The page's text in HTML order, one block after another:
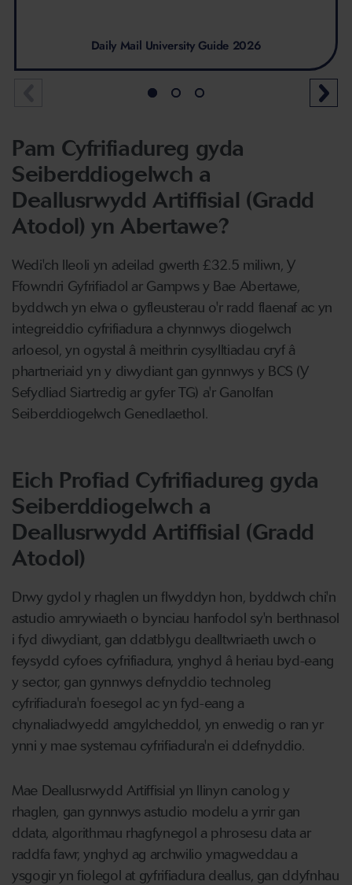
Daily Mail University Guide 2026
Pam Cyfrifiadureg gyda
Seiberddiogelwch a
Deallusrwydd Artiffisial (Gradd
Atodol) yn Abertawe?
Wedi'ch lleoli yn adeilad gwerth £32.5 miliwn, Y
Ffowndri Gyfrifiadol ar Gampws y Bae Abertawe,
byddwch yn elwa o gyfleusterau o'r radd flaenaf ac yn
integreiddio cyfrifiadura a chynnwys diogelwch
arloesol, yn ogystal â meithrin cysylltiadau cryf â
phartneriaid yn y diwydiant gan gynnwys y BCS (Y
Sefydliad Siartredig ar gyfer TG) a'r Ganolfan
Seiberddiogelwch Genedlaethol.
Eich Profiad Cyfrifiadureg gyda
Seiberddiogelwch a
Deallusrwydd Artiffisial (Gradd
Atodol)
Drwy gydol y rhaglen un flwyddyn hon, byddwch chi'n
astudio amrywiaeth o bynciau hanfodol sy'n berthnasol
i fyd diwydiant, gan ddatblygu dealltwriaeth uwch o
feysydd cyfoes cyfrifiadura, ynghyd â heriau byd-eang
y sector, gan gynnwys defnyddio technoleg
cyfrifiadura'n foesegol ac yn fyd-eang a
chynaliadwyedd amgylcheddol, yn enwedig o ran yr
ynni y mae systemau cyfrifiadura'n ei ddefnyddio.
Mae Deallusrwydd Artiffisial yn llinyn canolog y
rhaglen, gan gynnwys astudio modelu a yrrir gan
ddata, algorithmau rhagfynegol a phrosesu data ar
raddfa fawr, ynghyd ag archwilio ymagweddau a
ysgogir yn fiolegol at gyfrifiadura deallus, gan ddyfnhau